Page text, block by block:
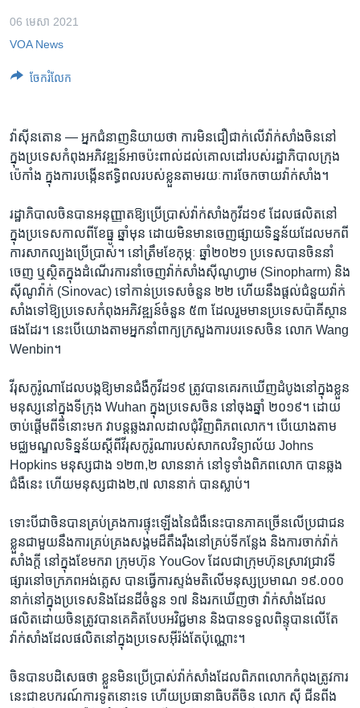
ចូល​
ស្វែង​
បណ្តាញ​សង្គម
06 មេសា 2021
VOA News
ចែករំលែក
វ៉ាស៊ីនតោន — អ្នក​ជំនាញ​និយាយ​ថា ការ​មិន​ជឿជាក់​លើ​វ៉ាក់សាំង​ចិន​នៅ​
ក្នុង​ប្រទេស​កំពុង​អភិវឌ្ឍន៍​អាច​ប៉ះពាល់​ដល់​គោលដៅ​របស់​រដ្ឋាភិបាល​ក្រុង​
ប៉េកាំង​ ក្នុង​ការ​បង្កើន​ឥទ្ធិពល​របស់​ខ្លួន​តាម​រយៈ​ការ​ចែកចាយ​វ៉ាក់សាំង។
រដ្ឋាភិបាលចិន​បាន​អនុញ្ញាត​ឱ្យ​ប្រើប្រាស់​វ៉ាក់សាំង​កូវីដ១៩​ ដែលផលិត​នៅ​
ក្នុង​ប្រទេស​កាលពី​ខែធ្នូ ឆ្នាំ​មុន ​ដោយ​មិន​មាន​ចេញផ្សាយទិន្នន័យដែល​មកពី​
ការ​សាកល្បងប្រើប្រាស់។ នៅ​ត្រឹម​ខែកុម្ភៈ ឆ្នាំ២០២១ ប្រទេស​បាន​ចិន​នាំ​
ចេញ​ ឬ​ស្ថិត​ក្នុង​ដំណើរការ​នាំ​ចេញ​វ៉ាក់សាំងស៊ីណូហ្វាម (Sinopharm) និង
ស៊ីណូវ៉ាក់ (Sinovac) ទៅ​កាន់​ប្រទេស​ចំនួន ២២ ហើយ​នឹង​ផ្តល់​ជំនួយ​វ៉ាក់
សាំង​ទៅ​ឱ្យ​ប្រទេស​កំពុង​អភិវឌ្ឍន៍​ចំនួន ៥៣ ដែល​រួម​មាន​ប្រទេស​ប៉ាគីស្ថាន​
ផង​ដែរ។ នេះ​បើ​យោង​តាម​អ្នក​នាំពាក្យ​ក្រសួង​ការបរទេស​ចិន លោក Wang
Wenbin​។
វីរុស​កូរ៉ូណា​ដែល​បង្ក​ឱ្យ​មាន​ជំងឺ​កូវីដ១៩ ​ត្រូវ​បាន​គេ​រក​ឃើញ​ដំបូង​នៅ​ក្នុង​ខ្លួន​
មនុស្ស​នៅ​ក្នុង​ទីក្រុង Wuhan ក្នុង​ប្រទេស​ចិន នៅ​ចុង​ឆ្នាំ ២០១៩។ ដោយ​
ចាប់ផ្តើមពី​ទីនោះ​មក វា​បន្ត​ឆ្លង​រាលដាល​ជុំវិញ​ពិភពលោក។ បើ​យោង​តាម​
មជ្ឈមណ្ឌលទិន្នន័យស្តីពី​វីរុស​កូរ៉ូណារបស់សាកលវិទ្យាល័យ Johns
Hopkins មនុស្ស​ជាង ​១២៣,២ លាន​នាក់​ នៅ​ទូទាំង​ពិភពលោក​ បាន​ឆ្លង
ជំងឺនេះ ហើយ​មនុស្ស​ជាង​២,៧ លាន​នាក់ ​បាន​ស្លាប់។​
ទោះ​បី​ជា​ចិន​បាន​គ្រប់គ្រង​ការ​ផ្ទុះ​ឡើង​នៃ​ជំងឺ​នេះ​បាន​ភាគច្រើន​លើ​ប្រជាជន​
ខ្លួន​ជាមួយ​នឹង​ការ​គ្រប់គ្រង​សង្គម​ដ៏​តឹងរ៉ឹង​នៅ​គ្រប់​ទីកន្លែង និង​ការ​ចាក់​វ៉ាក់
សាំង​ក្តី នៅ​ក្នុង​ខែមករា ក្រុមហ៊ុន YouGov ដែល​ជា​ក្រុមហ៊ុន​ស្រាវជ្រាវ​ទី
ផ្សារ​នៅ​ចក្រភព​អង់គ្លេស​ បាន​ធ្វើ​ការ​ស្ទង់មតិ​លើ​មនុស្ស​ប្រមាណ​ ១៩.០០០
នាក់​នៅ​ក្នុង​ប្រទេស​និង​ដែនដី​ចំនួន ១៧ និង​រក​ឃើញ​ថា វ៉ាក់សាំង​ដែល​
ផលិត​ដោយ​ចិន​ត្រូវ​បាន​គេ​គិត​បែប​អវិជ្ជមាន និង​បាន​ទទួល​ពិន្ទុ​បាន​លើ​តែ​
វ៉ាក់សាំង​ដែល​ផលិត​នៅ​ក្នុង​ប្រទេស​អ៊ីរ៉ង់​តែ​ប៉ុណ្ណោះ។
ចិន​បាន​បដិសេធ​ថា ខ្លួន​មិន​ប្រើប្រាស់​វ៉ាក់សាំងដែល​ពិភពលោក​កំពុង​ត្រូវ​ការ
នេះជាឧបករណ៍​ការទូតនោះទេ​ ហើយប្រធានាធិបតី​ចិន លោក ស៊ី ជីនពីង ​